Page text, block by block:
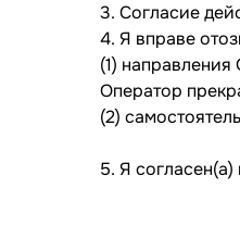
3. Согласие
4. Я вправе
(1)
Оператор
(2)
5. Я